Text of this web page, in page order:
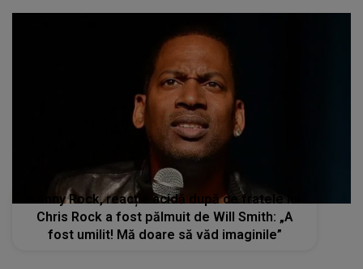
Kenny Rock, reacție acidă după ce fratele lui
Chris Rock a fost pălmuit de Will Smith: „A
fost umilit! Mă doare să văd imaginile”